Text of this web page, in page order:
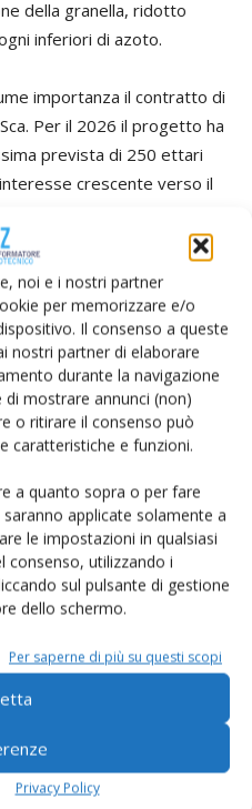
noi e i nostri partner
per memorizzare e/o
Il consenso a queste
nostri partner di elaborare
durante la navigazione
mostrare annunci (non)
o ritirare il consenso può
caratteristiche e funzioni.
a quanto sopra o per fare
applicate solamente a
le impostazioni in qualsiasi
utilizzando i
sul pulsante di gestione
dello schermo.
Per saperne di più su questi scopi
Privacy Policy
della granella, ridotto
inferiori di azoto.
importanza il contratto di
Per il 2026 il progetto ha
prevista di 250 ettari
crescente verso il
Reggiano.
di mais: filiera
il tema sorgo si
strutturale: la
utilizzata nelle razioni
da fuori comprensorio
della propria identità sul
animale, il tema
che tecnico. L’aumento
fuori area tende infatti ad
della base alimentare dal
allora anche per il suo